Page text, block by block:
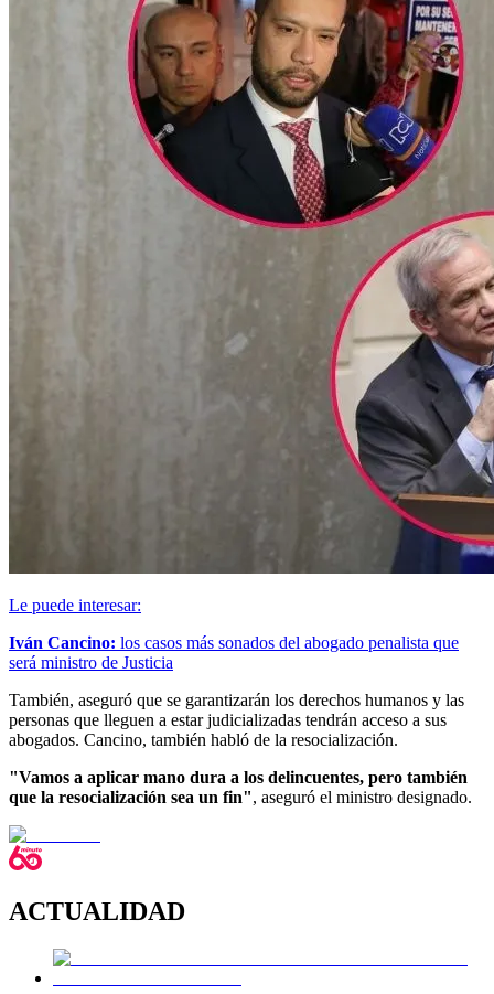
Le puede interesar:
Iván Cancino: los casos más sonados del abogado penalista que
será ministro de Justicia
También, aseguró que se garantizarán los derechos humanos y las
personas que lleguen a estar judicializadas tendrán acceso a sus
abogados. Cancino, también habló de la resocialización.
"Vamos a aplicar mano dura a los delincuentes, pero también
que la resocialización sea un fin", aseguró el ministro designado.
ACTUALIDAD